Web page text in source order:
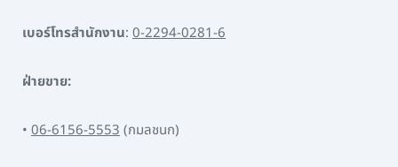
เบอร์โทรสำนักงาน: 0-2294-0281-6
ฝ่ายขาย:
• 06-6156-5553(กมลชนก)